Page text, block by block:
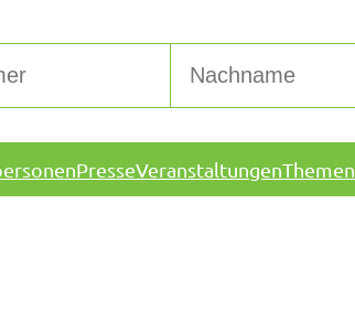
PresseVeranstaltungenThemen